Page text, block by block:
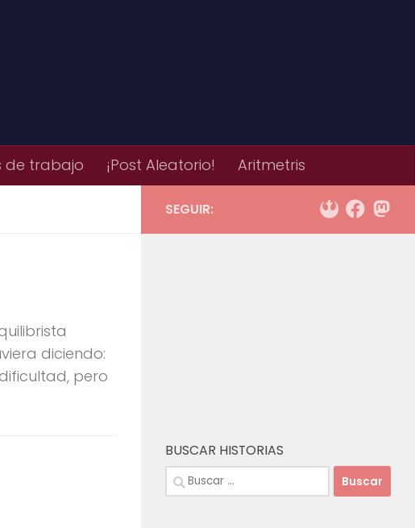
de trabajo ¡Post Aleatorio! Aritmetris
diciendo:
dificultad, pero
SEGUIR:
BUSCAR HISTORIAS
Buscar: